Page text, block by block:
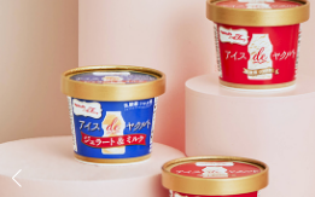
健康食品
ビューティケア